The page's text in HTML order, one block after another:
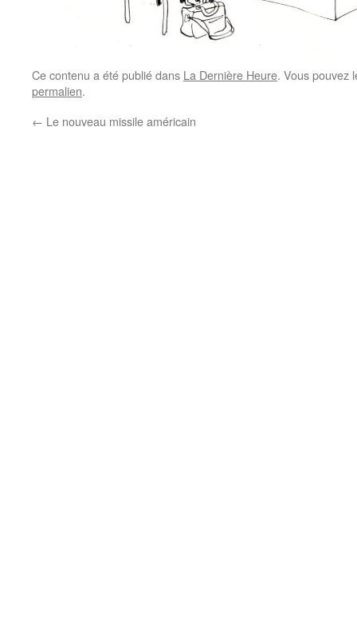
Ce contenu a été publié dans La Dernière Heure. Vous pouvez
permalien.
← Le nouveau missile américain